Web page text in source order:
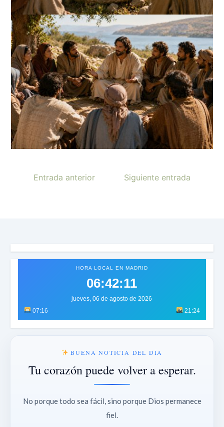
Entrada anterior Siguiente entrada
HORA LOCAL EN MADRID
06:42:14
jueves, 06 de agosto de 2026
07:16
21:24
BUENA NOTICIA DEL DÍA
Tu corazón puede volver a esperar.
No porque todo sea fácil, sino porque Dios permanece
fiel.